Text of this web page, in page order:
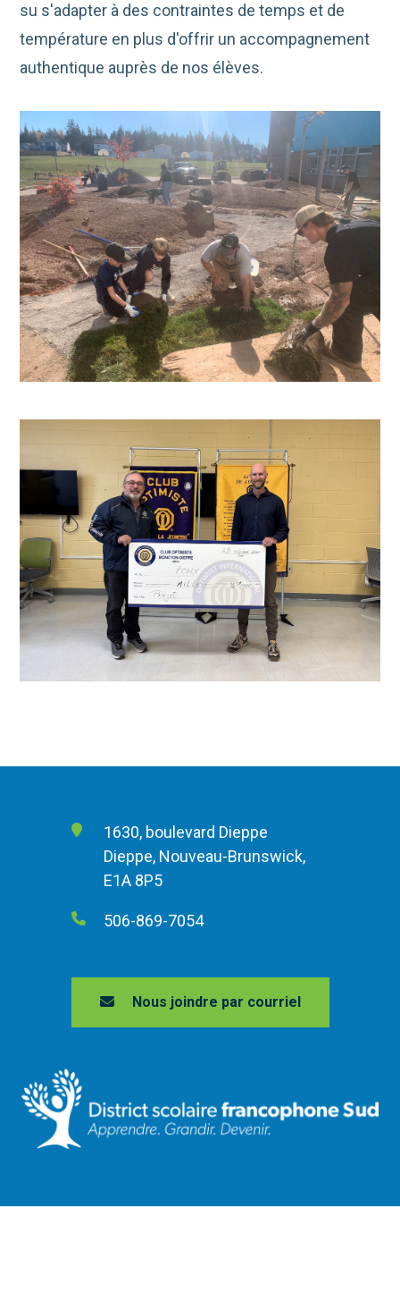
su s'adapter à des contraintes de temps et de
température en plus d'offrir un accompagnement
authentique auprès de nos élèves.
1630, boulevard Dieppe
Dieppe, Nouveau-Brunswick,
E1A 8P5
506-869-7054
Nous joindre par courriel